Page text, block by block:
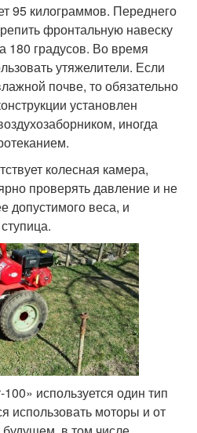
95 килограммов. Переднего
фронтальную навеску
180 градусов. Во время
утяжелители. Если
почве, то обязательно
установлен
иногда
колесная камера,
проверять давление и не
допустимого веса, и
используется один тип
использовать моторы и от